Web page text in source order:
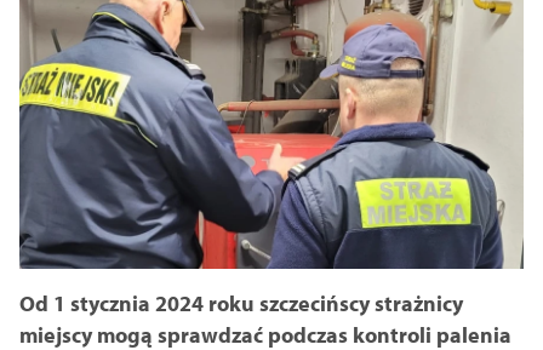
Od 1 stycznia 2024 roku szczecińscy strażnicy
miejscy mogą sprawdzać podczas kontroli palenia